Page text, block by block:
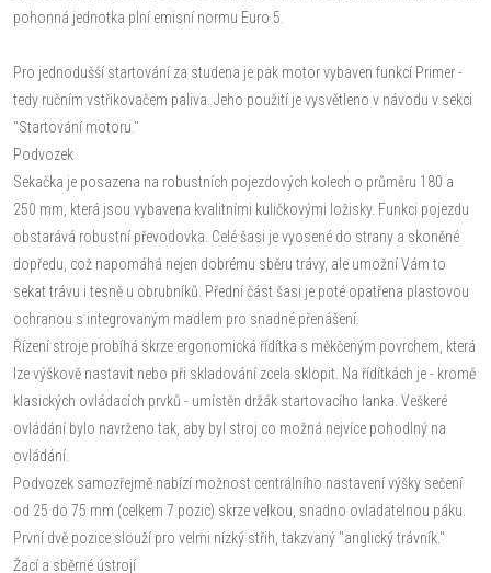
pohonná jednotka plní emisní normu Euro 5.
Pro jednodušší startování za studena je pak motor vybaven funkcí Primer -
tedy ručním vstřikovačem paliva. Jeho použití je vysvětleno v návodu v sekci
"Startování motoru."
Podvozek
Sekačka je posazena na robustních pojezdových kolech o průměru 180 a
250 mm, která jsou vybavena kvalitními kuličkovými ložisky. Funkci pojezdu
obstarává robustní převodovka. Celé šasi je vyosené do strany a skoněné
dopředu, což napomáhá nejen dobrému sběru trávy, ale umožní Vám to
sekat trávu i tesně u obrubníků. Přední část šasi je poté opatřena plastovou
ochranou s integrovaným madlem pro snadné přenášení.
Řízení stroje probíhá skrze ergonomická řídítka s měkčeným povrchem, která
lze výškově nastavit nebo při skladování zcela sklopit. Na řídítkách je - kromě
klasických ovládacích prvků - umístěn držák startovacího lanka. Veškeré
ovládání bylo navrženo tak, aby byl stroj co možná nejvíce pohodlný na
ovládání.
Podvozek samozřejmě nabízí možnost centrálního nastavení výšky sečení
od 25 do 75 mm (celkem 7 pozic) skrze velkou, snadno ovladatelnou páku.
První dvě pozice slouží pro velmi nízký střih, takzvaný "anglický trávník."
Žací a sběrné ústrojí